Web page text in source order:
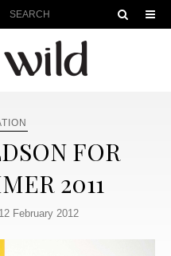
FOR
2011
February 2012